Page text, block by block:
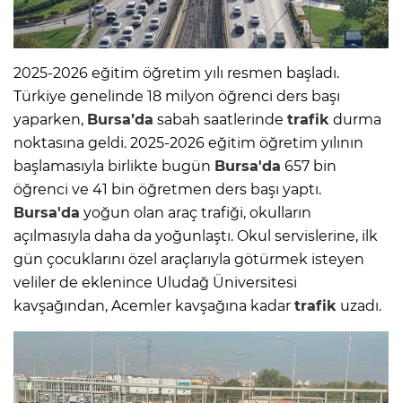
2025-2026 eğitim öğretim yılı resmen başladı.
Türkiye genelinde 18 milyon öğrenci ders başı
yaparken, Bursa’da sabah saatlerinde trafik durma
noktasına geldi. 2025-2026 eğitim öğretim yılının
başlamasıyla birlikte bugün Bursa'da 657 bin
öğrenci ve 41 bin öğretmen ders başı yaptı.
Bursa'da yoğun olan araç trafiği, okulların
açılmasıyla daha da yoğunlaştı. Okul servislerine, ilk
gün çocuklarını özel araçlarıyla götürmek isteyen
veliler de eklenince Uludağ Üniversitesi
kavşağından, Acemler kavşağına kadar trafik uzadı.